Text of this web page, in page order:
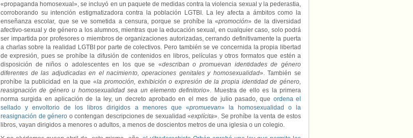
«propaganda homosexual», se incluyó en un paquete de medidas contra la violencia sexual y la pederastia,
corroborando su intención estigmatizadora contra la población LGTBI. La ley afecta a ámbitos como la
enseñanza escolar, que se ve sometida a censura, porque se prohíbe la «promoción» de la diversidad
afectivo-sexual y de género a los alumnos, mientras que la educación sexual, en cualquier caso, solo podrá
ser impartida por profesores o miembros de organizaciones autorizadas, cerrando definitivamente la puerta
a charlas sobre la realidad LGTBI por parte de colectivos. Pero también se ve concernida la propia libertad
de expresión, pues se prohíbe la difusión de contenidos en libros, películas y otros formatos que estén a
disposición de niños o adolescentes en los que se «describan o promuevan identidades de género
diferentes de las adjudicadas en el nacimiento, operaciones genitales y homosexualidad». También se
prohíbe la publicidad en la que «la promoción, exhibición o expresión de la propia identidad de género,
reasignación de género u homosexualidad sea un elemento definitorio». Muestra de ello es la primera
norma surgida en aplicación de la ley, un decreto aprobado en el mes de julio pasado, que ordena el
sellado y envoltorio de los libros dirigidos a menores que «promuevan» la homosexualidad o la
reasignación de género o contengan descripciones de sexualidad «explícita». Se prohíbe la venta de estos
libros, vayan dirigidos a menores o adultos, a menos de doscientos metros de una iglesia o un colegio.